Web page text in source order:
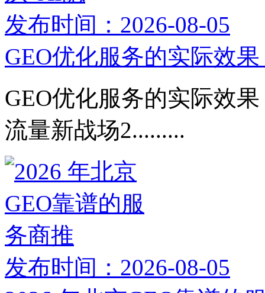
发布时间：2026-08-05
GEO优化服务的实际效
GEO优化服务的实际效
流量新战场2.........
发布时间：2026-08-05